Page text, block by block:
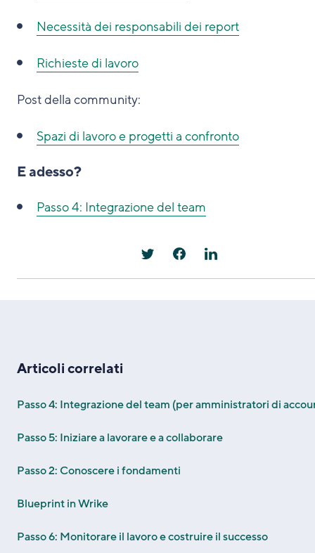
Necessità dei responsabili dei report
Richieste di lavoro
Post della community:
Spazi di lavoro e progetti a confronto
E adesso?
Passo 4: Integrazione del team
Articoli correlati
Passo 4: Integrazione del team (per amministratori di
Passo 5: Iniziare a lavorare e a collaborare
Passo 2: Conoscere i fondamenti
Blueprint in Wrike
Passo 6: Monitorare il lavoro e costruire il successo